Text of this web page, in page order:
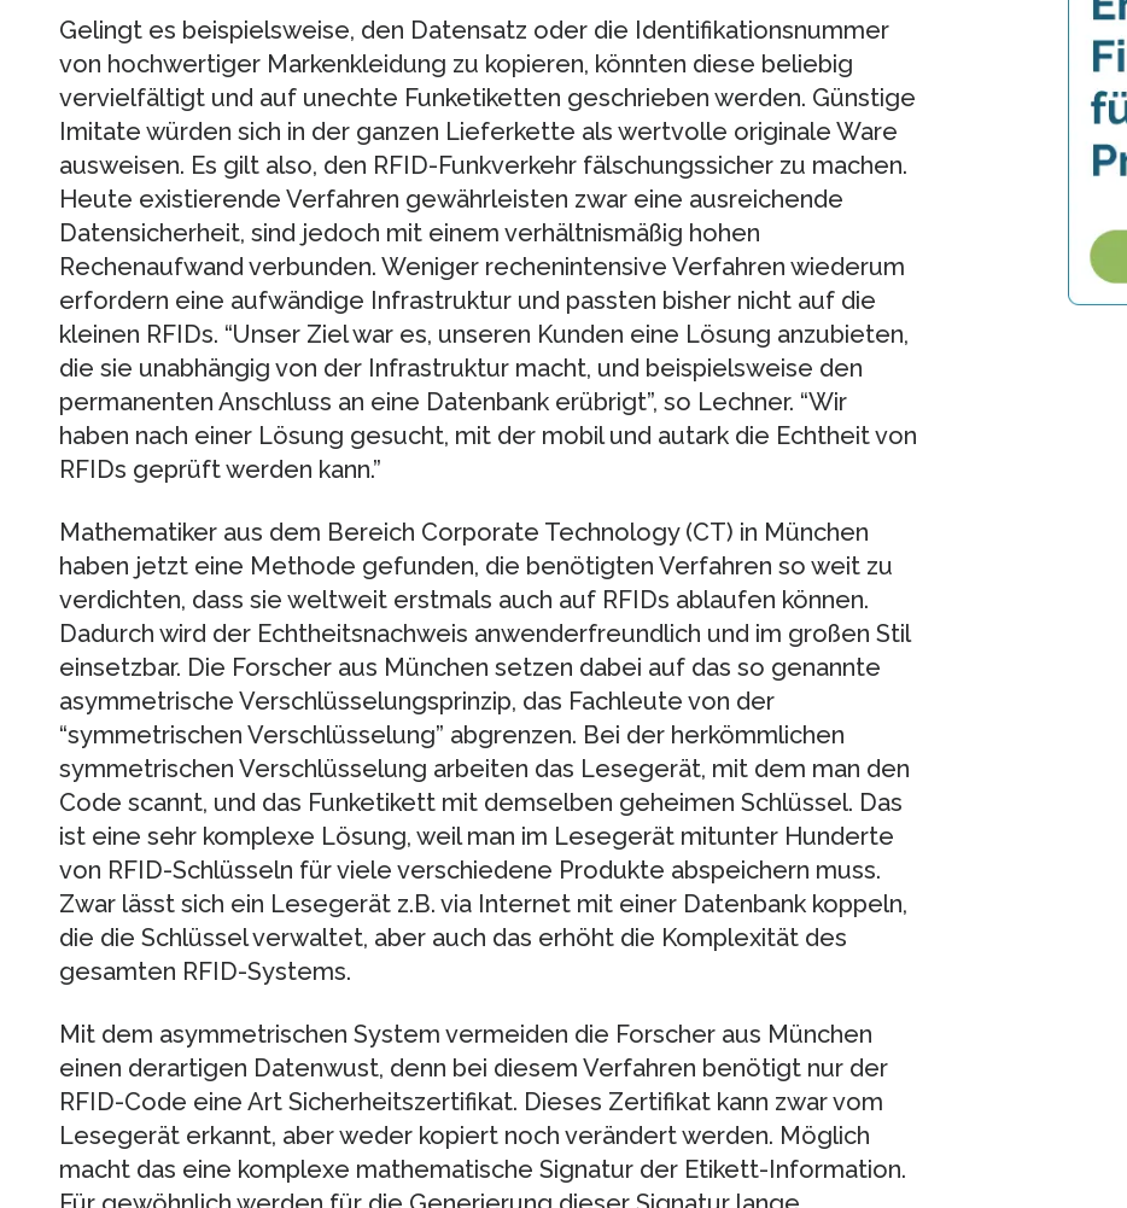
Gelingt es beispielsweise, den Datensatz oder die Identifikationsnummer
von hochwertiger Markenkleidung zu kopieren, könnten diese beliebig
vervielfältigt und auf unechte Funketiketten geschrieben werden. Günstige
Imitate würden sich in der ganzen Lieferkette als wertvolle originale Ware
ausweisen. Es gilt also, den RFID-Funkverkehr fälschungssicher zu machen.
Heute existierende Verfahren gewährleisten zwar eine ausreichende
Datensicherheit, sind jedoch mit einem verhältnismäßig hohen
Rechenaufwand verbunden. Weniger rechenintensive Verfahren wiederum
erfordern eine aufwändige Infrastruktur und passten bisher nicht auf die
kleinen RFIDs. “Unser Ziel war es, unseren Kunden eine Lösung anzubieten,
die sie unabhängig von der Infrastruktur macht, und beispielsweise den
permanenten Anschluss an eine Datenbank erübrigt”, so Lechner. “Wir
haben nach einer Lösung gesucht, mit der mobil und autark die Echtheit von
RFIDs geprüft werden kann.”
Mathematiker aus dem Bereich Corporate Technology (CT) in München
haben jetzt eine Methode gefunden, die benötigten Verfahren so weit zu
verdichten, dass sie weltweit erstmals auch auf RFIDs ablaufen können.
Dadurch wird der Echtheitsnachweis anwenderfreundlich und im großen Stil
einsetzbar. Die Forscher aus München setzen dabei auf das so genannte
asymmetrische Verschlüsselungsprinzip, das Fachleute von der
“symmetrischen Verschlüsselung” abgrenzen. Bei der herkömmlichen
symmetrischen Verschlüsselung arbeiten das Lesegerät, mit dem man den
Code scannt, und das Funketikett mit demselben geheimen Schlüssel. Das
ist eine sehr komplexe Lösung, weil man im Lesegerät mitunter Hunderte
von RFID-Schlüsseln für viele verschiedene Produkte abspeichern muss.
Zwar lässt sich ein Lesegerät z.B. via Internet mit einer Datenbank koppeln,
die die Schlüssel verwaltet, aber auch das erhöht die Komplexität des
gesamten RFID-Systems.
Mit dem asymmetrischen System vermeiden die Forscher aus München
einen derartigen Datenwust, denn bei diesem Verfahren benötigt nur der
RFID-Code eine Art Sicherheitszertifikat. Dieses Zertifikat kann zwar vom
Lesegerät erkannt, aber weder kopiert noch verändert werden. Möglich
macht das eine komplexe mathematische Signatur der Etikett-Information.